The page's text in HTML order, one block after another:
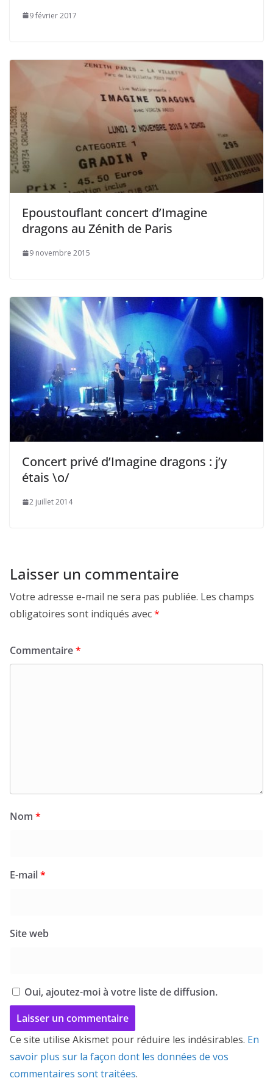
9 février 2017
Epoustouflant concert d’Imagine
dragons au Zénith de Paris
9 novembre 2015
Concert privé d’Imagine dragons : j’y
étais \o/
2 juillet 2014
Laisser un commentaire
Votre adresse e-mail ne sera pas publiée. Les champs
obligatoires sont indiqués avec*
Commentaire*
Nom *
E-mail*
Site web
Oui, ajoutez-moi à votre liste de diffusion.
Ce site utilise Akismet pour réduire les indésirables. En
savoir plus sur la façon dont les données de vos
commentaires sont traitées.